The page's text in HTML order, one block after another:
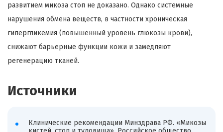
развитием микоза стоп не доказано. Однако системные
нарушения обмена веществ, в частности хроническая
гипергликемия (повышенный уровень глюкозы крови),
снижают барьерные функции кожи и замедляют
регенерацию тканей.
Источники
Клинические рекомендации Минздрава РФ. «Микозы